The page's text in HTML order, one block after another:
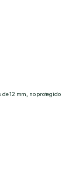
de 12 mm, no protegido